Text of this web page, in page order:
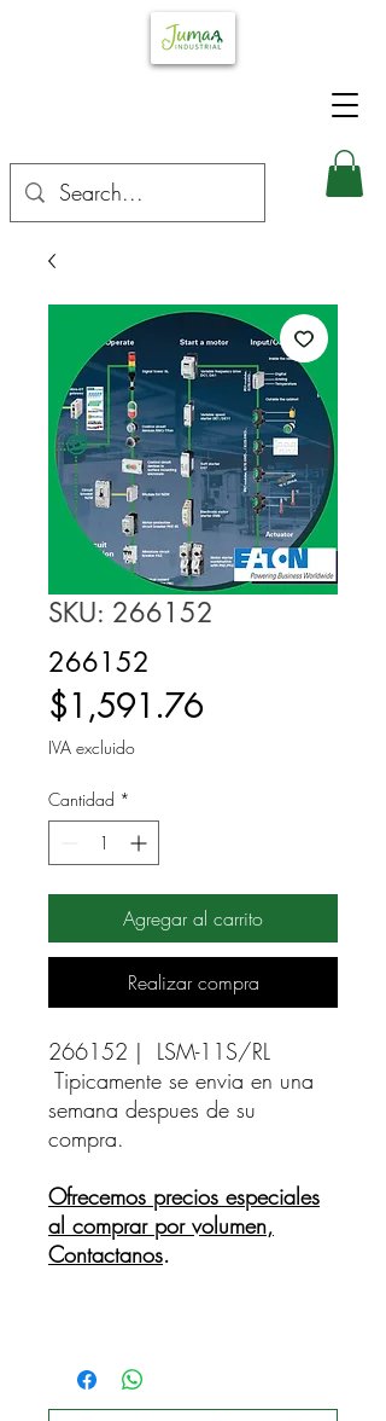
SKU: 266152
266152
$1,591.76Precio
IVA excluido
Cantidad *
Agregar al carrito
Realizar compra
266152 |  LSM-11S/RL
Tipicamente se envia en una
semana despues de su
compra.
Ofrecemos precios especiales
al comprar por volumen,
Contactanos.